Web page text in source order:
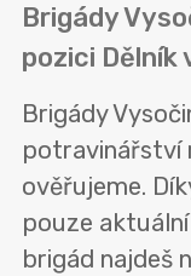
Brigády
pozici
Brigády
potravinářství
ověřujeme.
pouze
brigád najdeš